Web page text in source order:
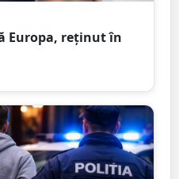
Europa, reținut în